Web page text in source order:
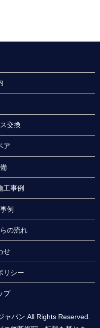
交換
ア
事例
例
の流れ
せ
リシー
プ
パン All Rights Reserved.